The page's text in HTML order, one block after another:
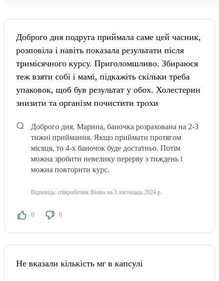
Доброго дня подруга приймала саме цей часник,
розповіла і навіть показала результати після
тримісячного курсу. Приголомшливо. Збираюся
теж взяти собі і мамі, підкажіть скільки треба
упаковок, щоб був результат у обох. Холестерин
знизити та організм почистити трохи
Доброго дня, Марина, баночка розрахована на 2-3
тижні приймання. Якщо приймати протягом
місяця, то 4-х баночок буде достатньо. Потім
можна зробити невелику перерву з тиждень і
можна повторити курс.
Відповідь: співробітник Biotus на 3 листопада 2024 р.
0 0
Не вказали кількість мг в капсулі